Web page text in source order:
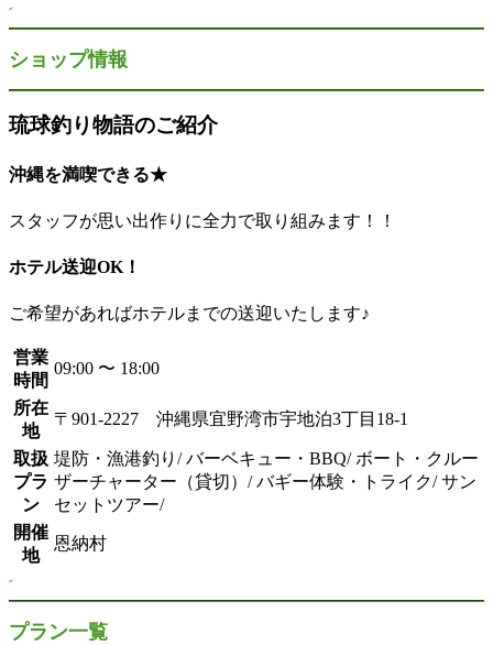
ショップ情報
琉球釣り物語のご紹介
沖縄を満喫できる★
スタッフが思い出作りに全力で取り組みます！！
ホテル送迎OK！
ご希望があればホテルまでの送迎いたします♪
営業
時間
09:00 〜 18:00
所在
地
〒901-2227 沖縄県宜野湾市宇地泊3丁目18-1
取扱
プラ
ン
堤防・漁港釣り/ バーベキュー・BBQ/ ボート・クルー
ザーチャーター（貸切）/ バギー体験・トライク/ サン
セットツアー/
開催
地
恩納村
プラン一覧